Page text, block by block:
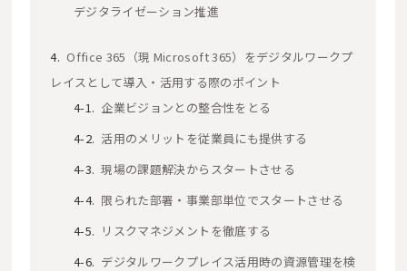
デジタライゼーション推進
Office 365（現 Microsoft 365）をデジタルワークプ
レイスとして導入・活用する際のポイント
企業ビジョンとの整合性をとる
活用のメリットを従業員にも提供する
現場の課題解決からスタートさせる
限られた部署・事業部単位でスタートさせる
リスクマネジメントを徹底する
デジタルワークプレイス活用時の資源管理を検